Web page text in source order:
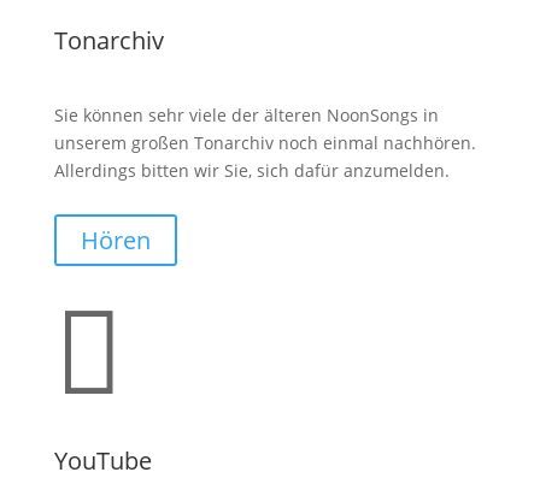
Tonarchiv
Sie können sehr viele der älteren NoonSongs in
unserem großen Tonarchiv noch einmal nachhören.
Allerdings bitten wir Sie, sich dafür anzumelden.
Hören

YouTube